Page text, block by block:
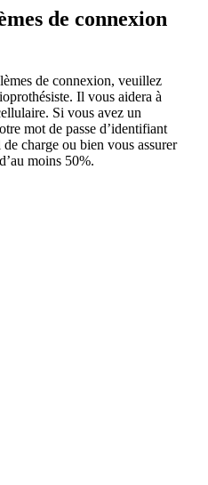
de connexion
de connexion, veuillez
Il vous aidera à
Si vous avez un
mot de passe d’identifiant
charge ou bien vous assurer
moins 50%.